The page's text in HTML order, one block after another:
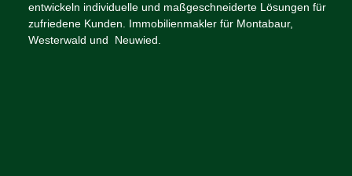
entwickeln individuelle und maßgeschneiderte Lösungen für
zufriedene Kunden. Immobilienmakler für Montabaur,
Westerwald und Neuwied.